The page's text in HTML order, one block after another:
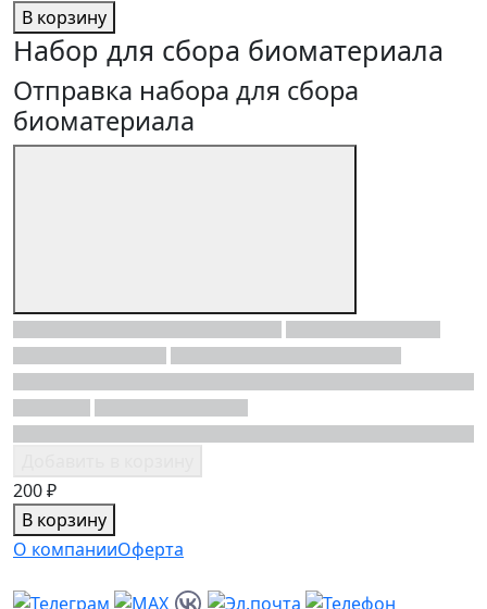
В корзину
Набор для сбора биоматериала
Отправка набора для сбора
биоматериала
200 ₽
В корзину
О компанииОферта